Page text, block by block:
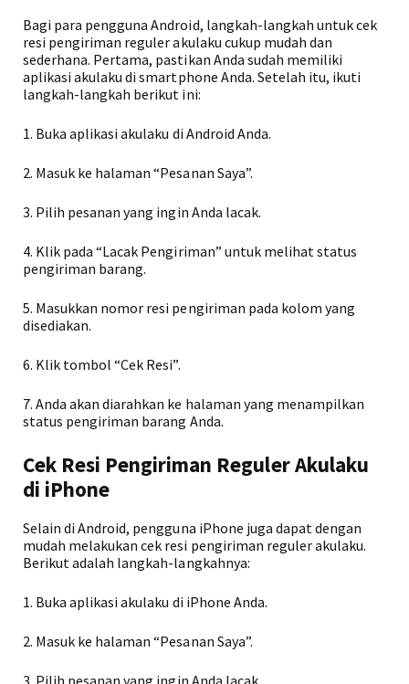
Bagi para pengguna Android, langkah-langkah untuk cek
resi pengiriman reguler akulaku cukup mudah dan
sederhana. Pertama, pastikan Anda sudah memiliki
aplikasi akulaku di smartphone Anda. Setelah itu, ikuti
langkah-langkah berikut ini:
1. Buka aplikasi akulaku di Android Anda.
2. Masuk ke halaman “Pesanan Saya”.
3. Pilih pesanan yang ingin Anda lacak.
4. Klik pada “Lacak Pengiriman” untuk melihat status
pengiriman barang.
5. Masukkan nomor resi pengiriman pada kolom yang
disediakan.
6. Klik tombol “Cek Resi”.
7. Anda akan diarahkan ke halaman yang menampilkan
status pengiriman barang Anda.
Cek Resi Pengiriman Reguler Akulaku
di iPhone
Selain di Android, pengguna iPhone juga dapat dengan
mudah melakukan cek resi pengiriman reguler akulaku.
Berikut adalah langkah-langkahnya:
1. Buka aplikasi akulaku di iPhone Anda.
2. Masuk ke halaman “Pesanan Saya”.
3. Pilih pesanan yang ingin Anda lacak.